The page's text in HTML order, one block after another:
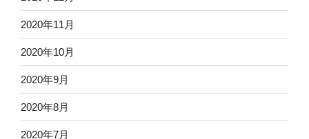
2020年11月
2020年10月
2020年9月
2020年8月
2020年7月